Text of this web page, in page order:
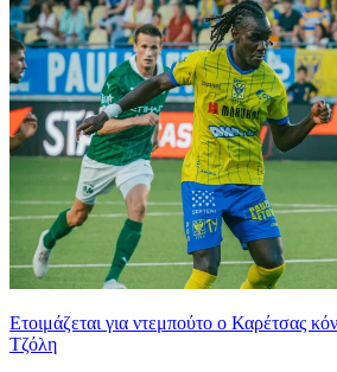
Ετοιμάζεται για ντεμπούτο ο Καρέτσας
Τζόλη